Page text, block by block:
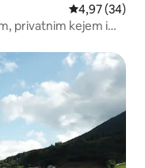
Prosječna
4,97 (34)
privatnim kejem i
„Odabrali gosti”